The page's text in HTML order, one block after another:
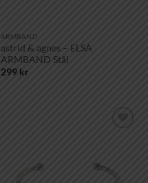
ARMBAND
astrid & agnes – ELSA
ARMBAND Stål
299 kr